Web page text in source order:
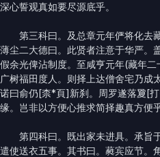
深心誓观真如要尽源底乎。
第三科曰。及总章元年俨将化去
薄尘二大德曰。此贤者注意于华严。
假余光俾沾制度。至咸亨元年(藏年
广树福田度人。则择上达僧舍宅乃成
诺曰俞仍[柰*頁]新刹。周罗遂落夐[
缘。岂非以方便心推求简择趣真方便乎
第四科曰。既出家未进具。承旨
遣使送衣五事。其书曰。蕤宾应节。